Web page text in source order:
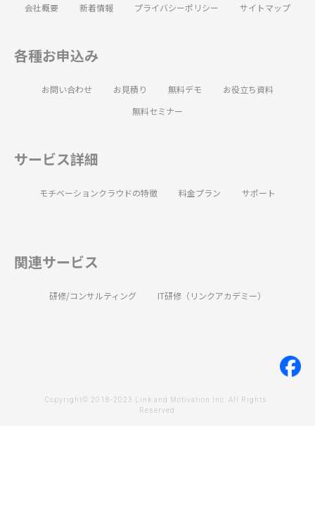
会社概要 新着情報 プライバシーポリシー サイトマップ
各種お申込み
お問い合わせ お見積り 無料デモ
お役立ち資料
無料セミナー
サービス詳細
モチベーションクラウドの特徴 料金プラン サポート
関連サービス
研修/コンサルティング IT研修（リンクアカデミー）
Copyright© 2018-2023 Link and Motivation Inc. All Rights
Reserved